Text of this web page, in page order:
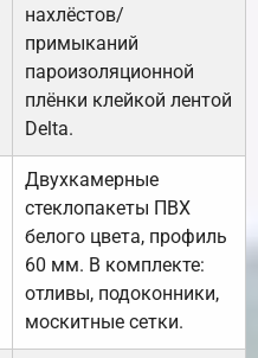
нахлёстов/
примыканий
пароизоляционной
плёнки клейкой лентой
Delta.
Двухкамерные
стеклопакеты ПВХ
белого цвета, профиль
60 мм. В комплекте:
отливы, подоконники,
москитные сетки.